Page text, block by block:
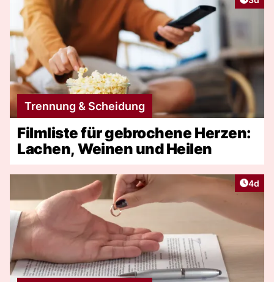
Trennung & Scheidung
Filmliste für gebrochene Herzen:
Lachen, Weinen und Heilen
4d